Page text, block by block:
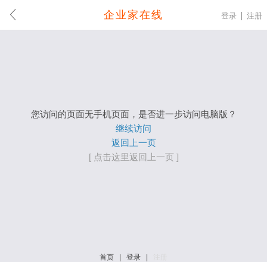
企业家在线 登录 注册
您访问的页面无手机页面，是否进一步访问电脑版？
继续访问
返回上一页
[ 点击这里返回上一页 ]
首页 登录